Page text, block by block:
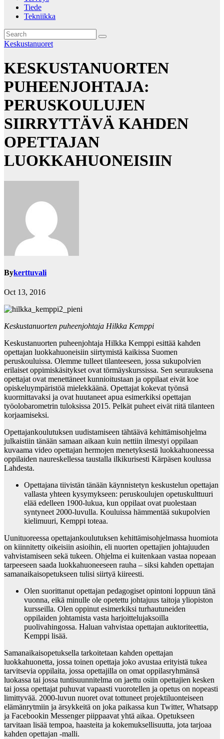
Tiede
Tekniikka
Keskustanuoret
KESKUSTANUORTEN
PUHEENJOHTAJA:
PERUSKOULUJEN
SIIRRYTTÄVÄ KAHDEN
OPETTAJAN
LUOKKAHUONEISIIN
Bykerttuvali
Oct 13, 2016
Keskustanuorten puheenjohtaja Hilkka Kemppi
Keskustanuorten puheenjohtaja Hilkka Kemppi esittää kahden
opettajan luokkahuoneisiin siirtymistä kaikissa Suomen
peruskouluissa. Olemme tulleet tilanteeseen, jossa sukupolvien
erilaiset oppimiskäsitykset ovat törmäyskurssissa. Sen seurauksena
opettajat ovat menettäneet kunnioitustaan ja oppilaat eivät koe
opiskeluympäristöä mielekkäänä. Opettajat kokevat työnsä
kuormittavaksi ja ovat huutaneet apua esimerkiksi opettajan
työolobarometrin tuloksissa 2015. Pelkät puheet eivät riitä tilanteen
korjaamiseksi.
Opettajankoulutuksen uudistamiseen tähtäävä kehittämisohjelma
julkaistiin tänään samaan aikaan kuin nettiin ilmestyi oppilaan
kuvaama video opettajan hermojen menetyksestä luokkahuoneessa
oppilaiden naureskellessa taustalla ilkikurisesti Kärpäsen koulussa
Lahdesta.
Opettajana tiivistän tänään käynnistetyn keskustelun opettajan
vallasta yhteen kysymykseen: peruskoulujen opetuskulttuuri
elää edelleen 1900-lukua, kun oppilaat ovat puolestaan
syntyneet 2000-luvulla. Kouluissa hämmentää sukupolvien
kielimuuri, Kemppi toteaa.
Uunituoreessa opettajankoulutuksen kehittämisohjelmassa huomiota
on kiinnitetty oikeisiin asioihin, eli nuorten opettajien johtajuuden
vahvistamiseen sekä tukeen. Ohjelma ei kuitenkaan vastaa nopeaan
tarpeeseen saada luokkahuoneeseen rauha – siksi kahden opettajan
samanaikaisopetukseen tulisi siirtyä kiireesti.
Olen suorittanut opettajan pedagogiset opintoni loppuun tänä
vuonna, eikä minulle ole opetettu johtajuus taitoja yliopiston
kursseilla. Olen oppinut esimerkiksi turhautuneiden
oppilaiden johtamista vasta harjoittelujaksoilla
puolivahingossa. Haluan vahvistaa opettajan auktoriteettia,
Kemppi lisää.
Samanaikaisopetuksella tarkoitetaan kahden opettajan
luokkahuonetta, jossa toinen opettaja joko avustaa erityistä tukea
tarvitsevia oppilaita, jossa opettajilla on omat oppilasryhmänsä
luokassa tai jossa tuntisuunnitelma on jaettu osiin opettajien kesken
tai jossa opettajat puhuvat vapaasti vuorotellen ja opetus on nopeasti
limittyvää. 2000-luvun nuoret ovat tottuneet projektiluonteiseen
elämänrytmiin ja ärsykkeitä on joka paikassa kun Twitter, Whatsapp
ja Facebookin Messenger piippaavat yhtä aikaa. Opetukseen
tarvitaan lisää tempoa, haasteita ja kokemuksellisuutta, jota tarjoaa
kahden opettajan -malli.